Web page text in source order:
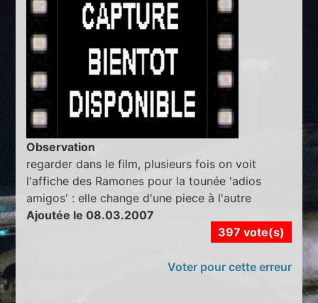
Observation
regarder dans le film, plusieurs fois on voit
l'affiche des Ramones pour la tounée 'adios
amigos' : elle change d'une piece à l'autre
Ajoutée le 08.03.2007
397 vote(s)
Voter pour cette erreur